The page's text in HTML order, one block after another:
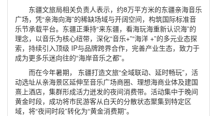
东疆文旅局相关负责人表示，约8万平方米的东疆亲海音乐
广场，凭“亲海向海”的稀缺场域与开阔空间，构筑国际标准音
乐节承载平台。东疆正秉持“来东疆，看海玩海重新认识海”的
理念，以音乐为核心纽带，深化“音乐+”“海洋 +”的多元业态探
索，持续引入顶级 IP与品牌跨界合作，完善产业生态，致力于
成为更多乐迷向往的“海岸音乐之都”。
而在今年暑期， 东疆打造文旅“全域联动、延时畅玩”，活
动选址从亲海景区延伸至音乐广场商圈、理想海商业体及建国
熹上酒店，集群形成活力迸发的夜间消费带。活动集中于晚间
黄金时段，成功将市民游客从白天的分散状态聚集到特定区
域，将“夜间时段”转化为“黄金消费期”。